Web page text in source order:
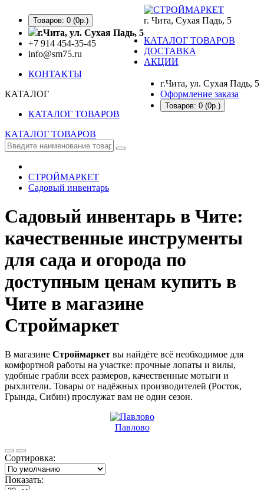
Товаров: 0 (0р.)
г.Чита, ул. Сухая Падь, 5
+7 914 454-35-45
info@sm75.ru
г.Чита, ул. Сухая Падь, 5
Оформление заказа
Товаров: 0 (0р.)
г. Чита, Сухая Падь, 5
КАТАЛОГ ТОВАРОВ
ДОСТАВКА
АКЦИИ
КОНТАКТЫ
КАТАЛОГ
КАТАЛОГ ТОВАРОВ
КАТАЛОГ ТОВАРОВ
СТРОЙМАРКЕТ
Садовый инвентарь
Садовый инвентарь в Чите:
качественные инструменты
для сада и огорода по
доступным ценам купить в
Чите в магазине
Строймаркет
В магазине Строймаркет вы найдёте всё необходимое для
комфортной работы на участке: прочные лопаты и вилы,
удобные грабли всех размеров, качественные мотыги и
рыхлители. Товары от надёжных производителей (Росток,
Грында, Сибин) прослужат вам не один сезон.
Павлово
Сортировка:
Показать: